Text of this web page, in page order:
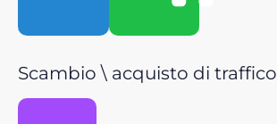
Scambio \ acquisto di traffico